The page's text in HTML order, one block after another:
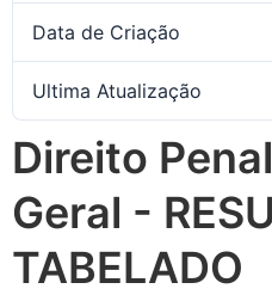
Data de Criação
Ultima Atualização
Direito
Geral -
TABELADO